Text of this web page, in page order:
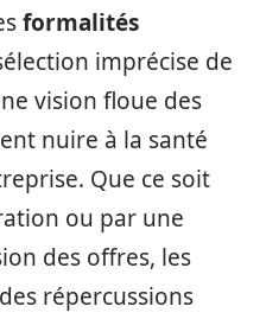
formalités
imprécise de
vision floue des
nuire à la santé
Que ce soit
ou par une
des offres, les
répercussions